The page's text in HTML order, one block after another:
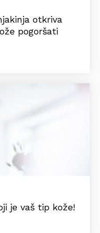
otkriva
pogoršati
je vaš tip kože!